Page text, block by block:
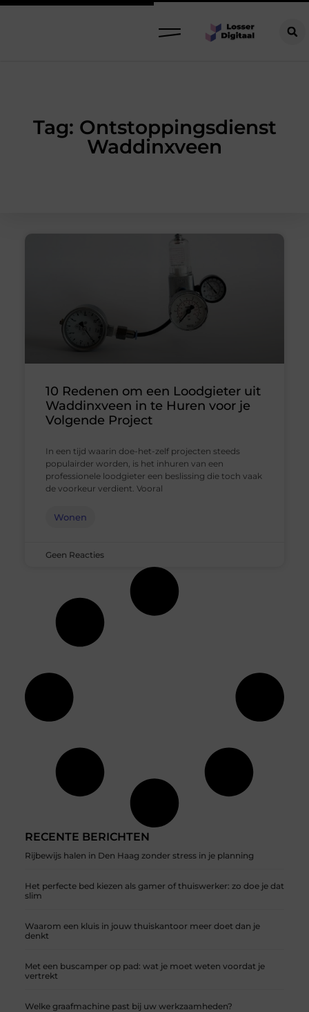
Tag: Ontstoppingsdienst
Waddinxveen
RECENTE BERICHTEN
Rijbewijs halen in Den Haag zonder stress in je planning
Het perfecte bed kiezen als gamer of thuiswerker: zo doe je dat
slim
Waarom een kluis in jouw thuiskantoor meer doet dan je
denkt
Met een buscamper op pad: wat je moet weten voordat je
vertrekt
Welke graafmachine past bij uw werkzaamheden?
10 Redenen om een Loodgieter uit
Waddinxveen in te Huren voor je
Volgende Project
In een tijd waarin doe-het-zelf projecten steeds
populairder worden, is het inhuren van een
professionele loodgieter een beslissing die toch vaak
de voorkeur verdient. Vooral
Wonen
Geen Reacties